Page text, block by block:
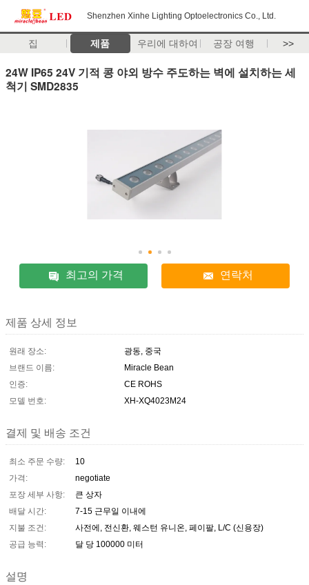
Shenzhen Xinhe Lighting Optoelectronics Co., Ltd.
집 제품 우리에 대하여 공장 여행 >>
24W IP65 24V 기적 콩 야외 방수 주도하는 벽에 설치하는 세
척기 SMD2835
최고의 가격 연락처
제품 상세 정보
원래 장소:
광동, 중국
브랜드 이름:
Miracle Bean
인증:
CE ROHS
모델 번호:
XH-XQ4023M24
결제 및 배송 조건
최소 주문 수량:
10
가격:
negotiate
포장 세부 사항:
큰 상자
배달 시간:
7-15 근무일 이내에
지불 조건:
사전에, 전신환, 웨스턴 유니온, 페이팔, L/C (신용장)
공급 능력:
달 당 100000 미터
설명